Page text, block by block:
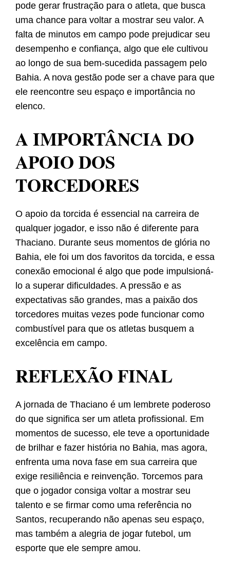
pode gerar frustração para o atleta, que busca
uma chance para voltar a mostrar seu valor. A
falta de minutos em campo pode prejudicar seu
desempenho e confiança, algo que ele cultivou
ao longo de sua bem-sucedida passagem pelo
Bahia. A nova gestão pode ser a chave para que
ele reencontre seu espaço e importância no
elenco.
A IMPORTÂNCIA DO
APOIO DOS
TORCEDORES
O apoio da torcida é essencial na carreira de
qualquer jogador, e isso não é diferente para
Thaciano. Durante seus momentos de glória no
Bahia, ele foi um dos favoritos da torcida, e essa
conexão emocional é algo que pode impulsioná-
lo a superar dificuldades. A pressão e as
expectativas são grandes, mas a paixão dos
torcedores muitas vezes pode funcionar como
combustível para que os atletas busquem a
excelência em campo.
REFLEXÃO FINAL
A jornada de Thaciano é um lembrete poderoso
do que significa ser um atleta profissional. Em
momentos de sucesso, ele teve a oportunidade
de brilhar e fazer história no Bahia, mas agora,
enfrenta uma nova fase em sua carreira que
exige resiliência e reinvenção. Torcemos para
que o jogador consiga voltar a mostrar seu
talento e se firmar como uma referência no
Santos, recuperando não apenas seu espaço,
mas também a alegria de jogar futebol, um
esporte que ele sempre amou.